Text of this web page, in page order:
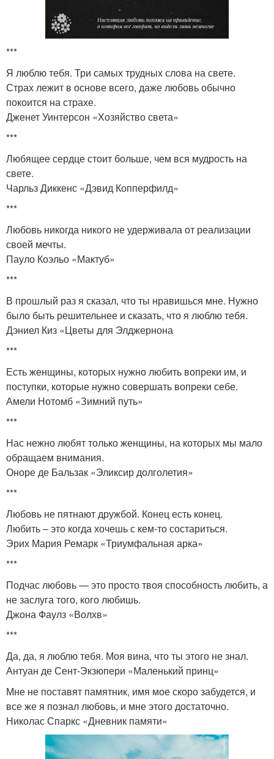
***
Я люблю тебя. Три самых трудных слова на свете.
Страх лежит в основе всего, даже любовь обычно
покоится на страхе.
Дженет Уинтерсон «Хозяйство света»
***
Любящее сердце стоит больше, чем вся мудрость на
свете.
Чарльз Диккенс «Дэвид Копперфилд»
***
Любовь никогда никого не удерживала от реализации
своей мечты.
Пауло Коэльо «Мактуб»
***
В прошлый раз я сказал, что ты нравишься мне. Нужно
было быть решительнее и сказать, что я люблю тебя.
Дэниел Киз «Цветы для Элджернона
***
Есть женщины, которых нужно любить вопреки им, и
поступки, которые нужно совершать вопреки себе.
Амели Нотомб «Зимний путь»
***
Нас нежно любят только женщины, на которых мы мало
обращаем внимания.
Оноре де Бальзак «Эликсир долголетия»
***
Любовь не пятнают дружбой. Конец есть конец.
Любить – это когда хочешь с кем-то состариться.
Эрих Мария Ремарк «Триумфальная арка»
***
Подчас любовь — это просто твоя способность любить, а
не заслуга того, кого любишь.
Джона Фаулз «Волхв»
***
Да, да, я люблю тебя. Моя вина, что ты этого не знал.
Антуан де Сент-Экзюпери «Маленький принц»
Мне не поставят памятник, имя мое скоро забудется, и
все же я познал любовь, и мне этого достаточно.
Николас Спаркс «Дневник памяти»